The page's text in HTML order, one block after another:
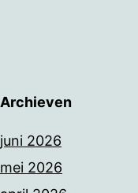
Archieven
juni 2026
mei 2026